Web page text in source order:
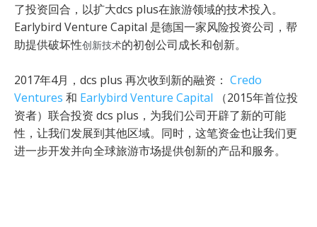
了投资回合，以扩大dcs plus在旅游领域的技术投入。
Earlybird Venture Capital 是德国一家风险投资公司，帮
助提供破坏性创新技术的初创公司成长和创新。
2017年4月，dcs plus 再次收到新的融资： Credo
Ventures 和 Earlybird Venture Capital （2015年首位投
资者）联合投资 dcs plus，为我们公司开辟了新的可能
性，让我们发展到其他区域。同时，这笔资金也让我们更
进一步开发并向全球旅游市场提供创新的产品和服务。